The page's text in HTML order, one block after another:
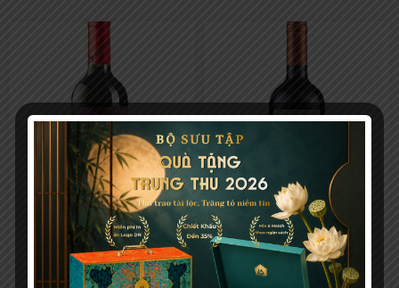
Viento Norte Cabernet
Sauvignon
G7 Reserva Cabernet
Sauvignon